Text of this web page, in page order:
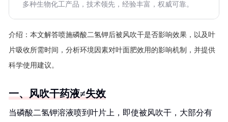
多种生物化工产品，技术领先，经验丰富，权威可靠。
介绍： 本文解答喷施磷酸二氢钾后被风吹干是否影响效果，以及叶
片吸收所需时间，分析环境因素对叶面肥效用的影响机制，并提供
科学使用建议。
一、风吹干药液≠失效
当磷酸二氢钾溶液喷到叶片上，即使被风吹干，大部分有